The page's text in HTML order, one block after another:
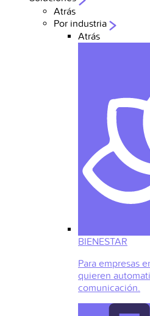
Atrás
Por industria
Atrás
BIENESTAR
Para empresas
quieren
comunicación.